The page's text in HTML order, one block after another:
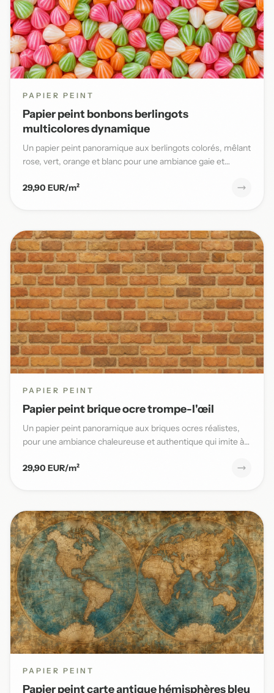
PAPIER PEINT
Papier peint bonbons berlingots
multicolores dynamique
Un papier peint panoramique aux berlingots colorés, mêlant
rose, vert, orange et blanc pour une ambiance gaie et
29,90 EUR/m²
PAPIER PEINT
Papier peint brique ocre trompe-l'œil
Un papier peint panoramique aux briques ocres réalistes,
pour une ambiance chaleureuse et authentique qui imite à
29,90 EUR/m²
PAPIER PEINT
Papier peint carte antique hémisphères bleu